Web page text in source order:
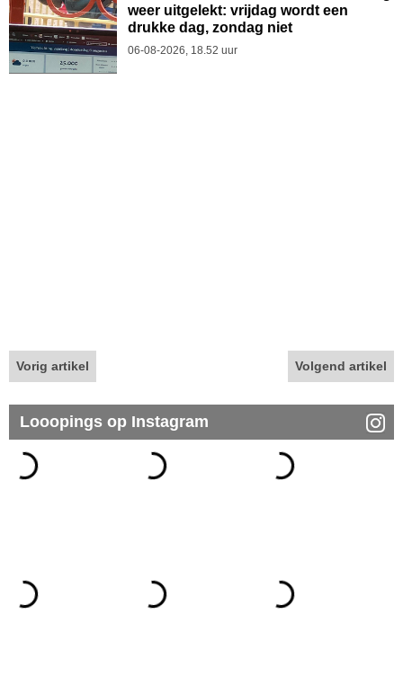
weer uitgelekt: vrijdag wordt een
drukke dag, zondag niet
06-08-2026, 18.52 uur
Vorig artikel Volgend artikel
Looopings op Instagram